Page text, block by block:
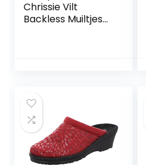
Chrissie Vilt
Backless Muiltjes